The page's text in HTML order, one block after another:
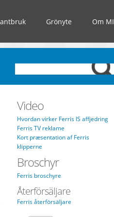
Grönyte Om MI
Video
Hvordan virker Ferris IS affjedring
Ferris TV reklame
Kort præsentation af Ferris
klipperne
Broschyr
Ferris broschyre
Återförsäljare
Ferris återförsäljare